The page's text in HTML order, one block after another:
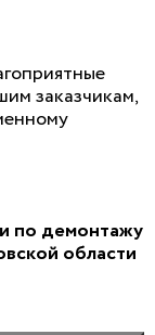
заказчикам,
по демонтажу
области